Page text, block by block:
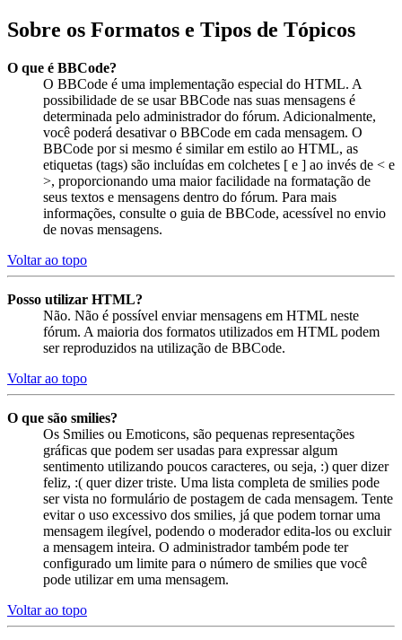
Sobre os Formatos e Tipos de Tópicos
O que é BBCode?
O BBCode é uma implementação especial do HTML. A
possibilidade de se usar BBCode nas suas mensagens é
determinada pelo administrador do fórum. Adicionalmente,
você poderá desativar o BBCode em cada mensagem. O
BBCode por si mesmo é similar em estilo ao HTML, as
etiquetas (tags) são incluídas em colchetes [ e ] ao invés de < e
>, proporcionando uma maior facilidade na formatação de
seus textos e mensagens dentro do fórum. Para mais
informações, consulte o guia de BBCode, acessível no envio
de novas mensagens.
Voltar ao topo
Posso utilizar HTML?
Não. Não é possível enviar mensagens em HTML neste
fórum. A maioria dos formatos utilizados em HTML podem
ser reproduzidos na utilização de BBCode.
Voltar ao topo
O que são smilies?
Os Smilies ou Emoticons, são pequenas representações
gráficas que podem ser usadas para expressar algum
sentimento utilizando poucos caracteres, ou seja, :) quer dizer
feliz, :( quer dizer triste. Uma lista completa de smilies pode
ser vista no formulário de postagem de cada mensagem. Tente
evitar o uso excessivo dos smilies, já que podem tornar uma
mensagem ilegível, podendo o moderador edita-los ou excluir
a mensagem inteira. O administrador também pode ter
configurado um limite para o número de smilies que você
pode utilizar em uma mensagem.
Voltar ao topo